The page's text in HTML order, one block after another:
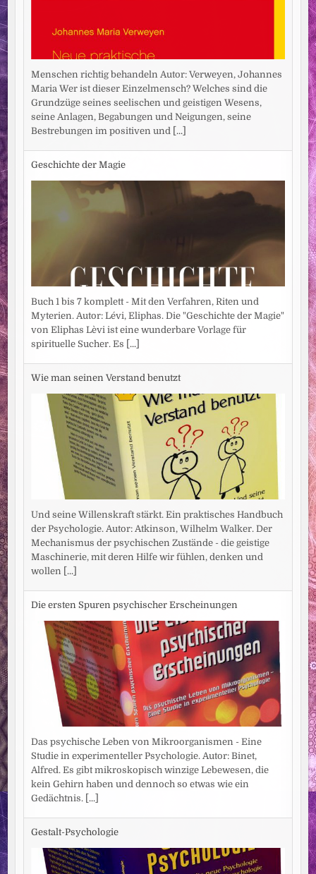
Menschen richtig behandeln Autor: Verweyen, Johannes
Maria Wer ist dieser Einzelmensch? Welches sind die
Grundzüge seines seelischen und geistigen Wesens,
seine Anlagen, Begabungen und Neigungen, seine
Bestrebungen im positiven und [...]
Geschichte der Magie
Buch 1 bis 7 komplett - Mit den Verfahren, Riten und
Myterien. Autor: Lévi, Eliphas. Die "Geschichte der Magie"
von Eliphas Lèvi ist eine wunderbare Vorlage für
spirituelle Sucher. Es [...]
Wie man seinen Verstand benutzt
Und seine Willenskraft stärkt. Ein praktisches Handbuch
der Psychologie. Autor: Atkinson, Wilhelm Walker. Der
Mechanismus der psychischen Zustände - die geistige
Maschinerie, mit deren Hilfe wir fühlen, denken und
wollen [...]
Die ersten Spuren psychischer Erscheinungen
Das psychische Leben von Mikroorganismen - Eine
Studie in experimenteller Psychologie. Autor: Binet,
Alfred. Es gibt mikroskopisch winzige Lebewesen, die
kein Gehirn haben und dennoch so etwas wie ein
Gedächtnis. [...]
Gestalt-Psychologie